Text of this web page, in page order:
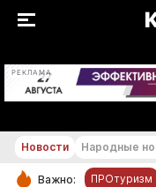
РЕКЛАМА
Новости Народные
Важно: ПРОтуризм